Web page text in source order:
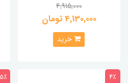
4,915,000
4,130,000 تومان
خرید
4٪